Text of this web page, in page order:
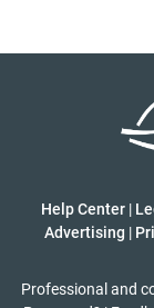
Help Center |
Advertising |
Professional and